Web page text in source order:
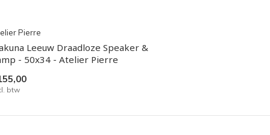
Pierre
Leeuw Draadloze Speaker &
- 50x34 - Atelier Pierre
btw